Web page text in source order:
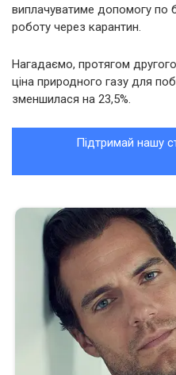
виплачуватиме допомогу по
роботу через карантин.
Нагадаємо, протягом
ціна природного газу для
зменшилася на 23,5%.
Підтримай нашу